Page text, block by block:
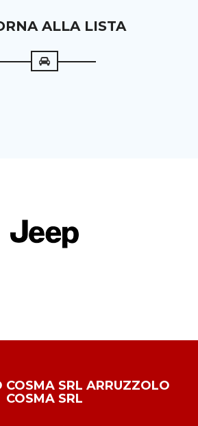
ALLA LISTA
COSMA SRL ARRUZZOLO
COSMA SRL